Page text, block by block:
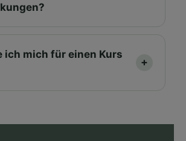
ich mich für einen Kurs